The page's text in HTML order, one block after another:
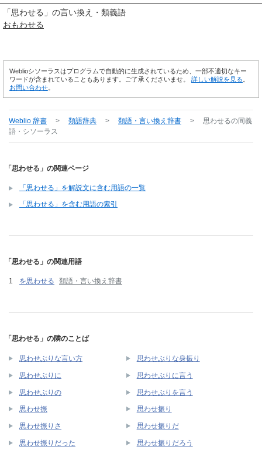
「思わせる 」の言い換え・類義語
おもわせる
Weblioシソーラスはプログラムで自動的に生成されているため、一部不適切なキー
ワードが含まれていることもあります。ご了承くださいませ。 詳しい解説を見る
お問い合わせ
Weblio 辞書 > 類語辞典 > 類語・言い換え辞書 > 思わせるの同義
語・シソーラス
「思わせる」の関連ページ
「思わせる」を解説文に含む用語の一覧
「思わせる」を含む用語の索引
「思わせる」の関連用語
を思わせる 類語・言い換え辞書
「思わせる」の隣のことば
思わせぶりな言い方 思わせぶりな身振り
思わせぶりに 思わせぶりに言う
思わせぶりの 思わせぶりを言う
思わせ振 思わせ振り
思わせ振りさ 思わせ振りだ
思わせ振りだった 思わせ振りだろう